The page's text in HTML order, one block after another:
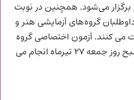
می‌شود. همچنین در نوبت
گروه‌های آزمایشی هنر و
می کنند. آزمون اختصاصی گروه
علوم تجربی هم در صبح روز جمعه ۲۷ تیرماه انجام می